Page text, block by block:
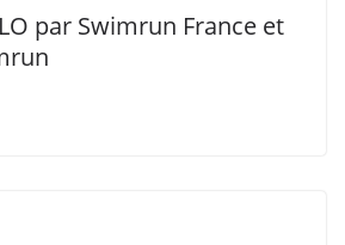
par Swimrun France et